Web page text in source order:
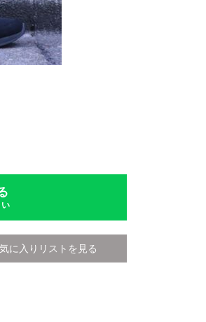
に入りリストを見る